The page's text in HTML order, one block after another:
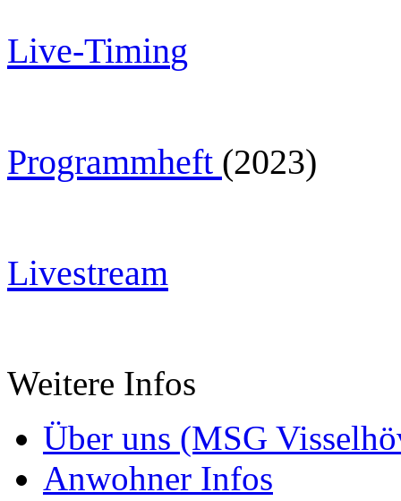
Live-Timing
Programmheft (2023)
Livestream
Weitere Infos
Über uns (MSG
Anwohner Infos